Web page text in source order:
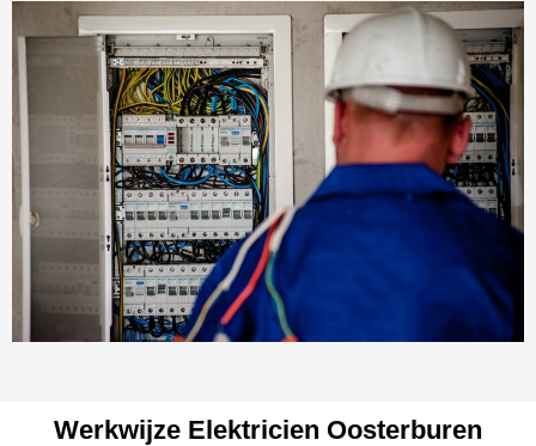
Werkwijze Elektricien Oosterburen